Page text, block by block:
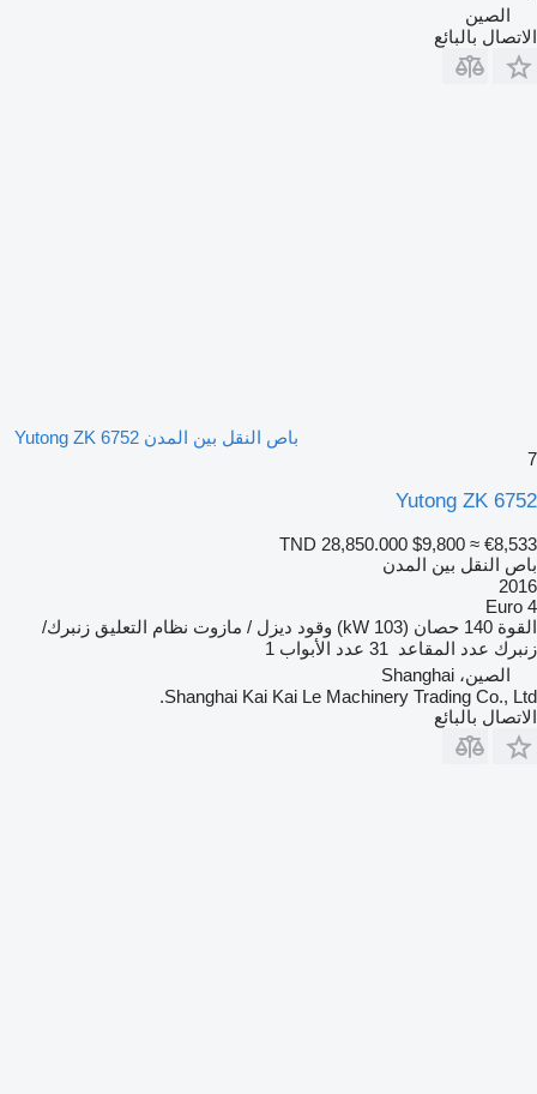
الصين
الاتصال بالبائع
باص النقل بين المدن Yutong ZK 6752
7
Yutong ZK 6752
TND 28,850.000 $9,800 ≈ €8,533
باص النقل بين المدن
2016
Euro 4
القوة 140 حصان (103 kW) وقود ديزل / مازوت نظام التعليق زنبرك/
زنبرك عدد المقاعد 31 عدد الأبواب 1
الصين، Shanghai
Shanghai Kai Kai Le Machinery Trading Co., Ltd.
الاتصال بالبائع